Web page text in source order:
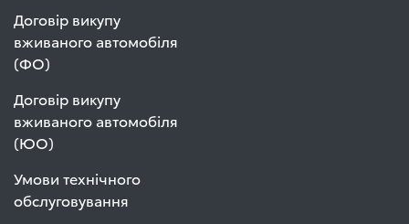
Договір викупу
вживаного автомобіля
(ФО)
Договір викупу
вживаного автомобіля
(ЮО)
Умови технічного
обслуговування